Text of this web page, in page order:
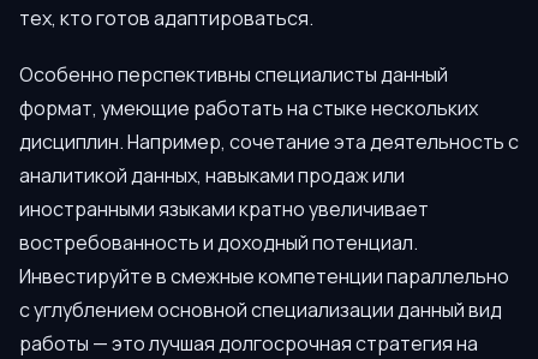
тех, кто готов адаптироваться.
Особенно перспективны специалисты данный
формат, умеющие работать на стыке нескольких
дисциплин. Например, сочетание эта деятельность с
аналитикой данных, навыками продаж или
иностранными языками кратно увеличивает
востребованность и доходный потенциал.
Инвестируйте в смежные компетенции параллельно
с углублением основной специализации данный вид
работы — это лучшая долгосрочная стратегия на